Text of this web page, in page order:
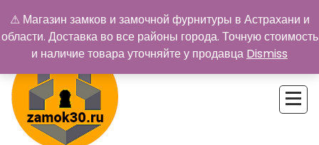
содержимому
⚠ Магазин замков и замочной фурнитуры в Астрахани и
области. Доставка во все районы города. Точную стоимость
и наличие товара уточняйте у продавца Dismiss